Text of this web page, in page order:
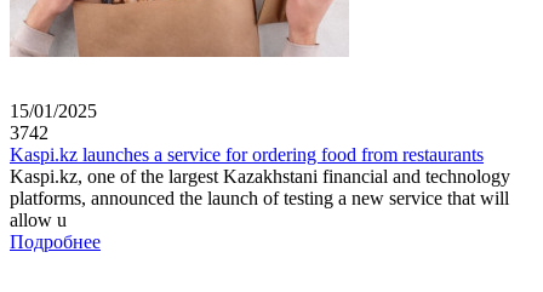
15/01/2025
3742
Kaspi.kz launches a service for ordering food from restaurants
Kaspi.kz, one of the largest Kazakhstani financial and technology
platforms, announced the launch of testing a new service that will
allow u
Подробнее